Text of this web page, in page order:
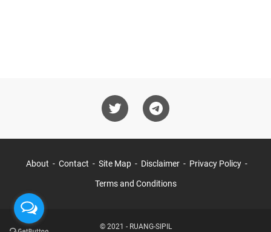
About Contact Site Map Disclaimer Privacy Policy
Terms and Conditions
© 2021 - RUANG-SIPIL